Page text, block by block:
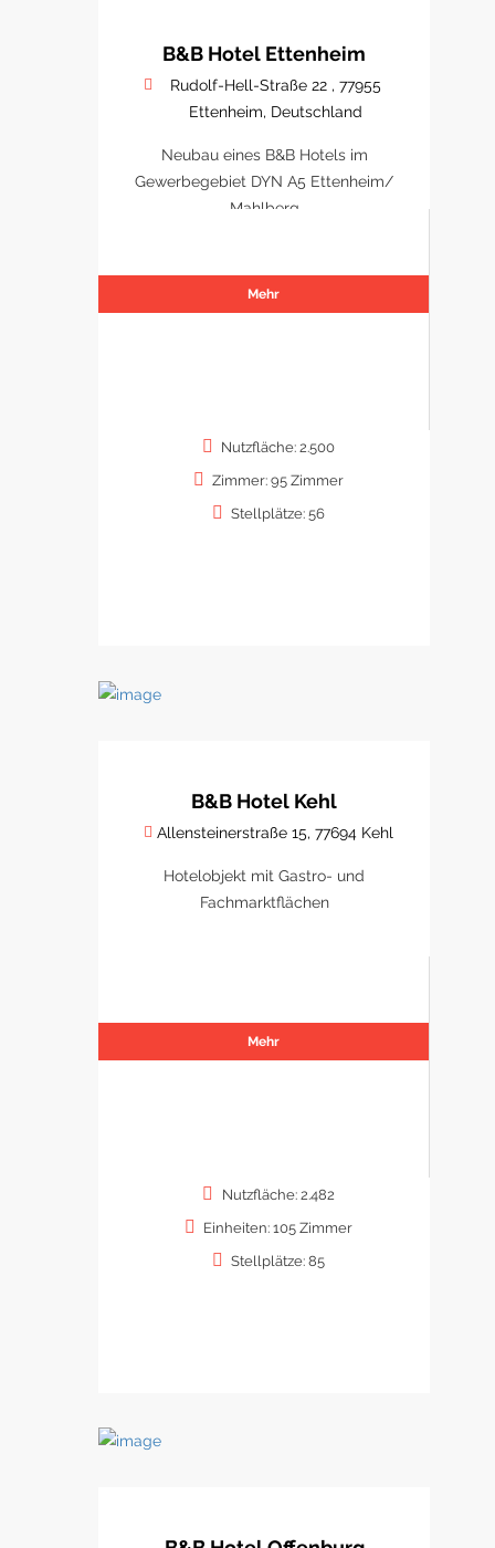
B&B Hotel Ettenheim
Rudolf-Hell-Straße 22 , 77955
Ettenheim, Deutschland
Neubau eines B&B Hotels im
Gewerbegebiet DYN A5 Ettenheim/
Mahlberg
Mehr
Nutzfläche: 2.500
Zimmer: 95 Zimmer
Stellplätze: 56
B&B Hotel Kehl
Allensteinerstraße 15, 77694 Kehl
Hotelobjekt mit Gastro- und
Fachmarktflächen
Mehr
Nutzfläche: 2.482
Einheiten: 105 Zimmer
Stellplätze: 85